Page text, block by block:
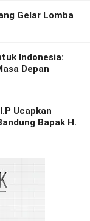
Gelar Lomba
Indonesia:
Depan
Ucapkan
Bapak H.